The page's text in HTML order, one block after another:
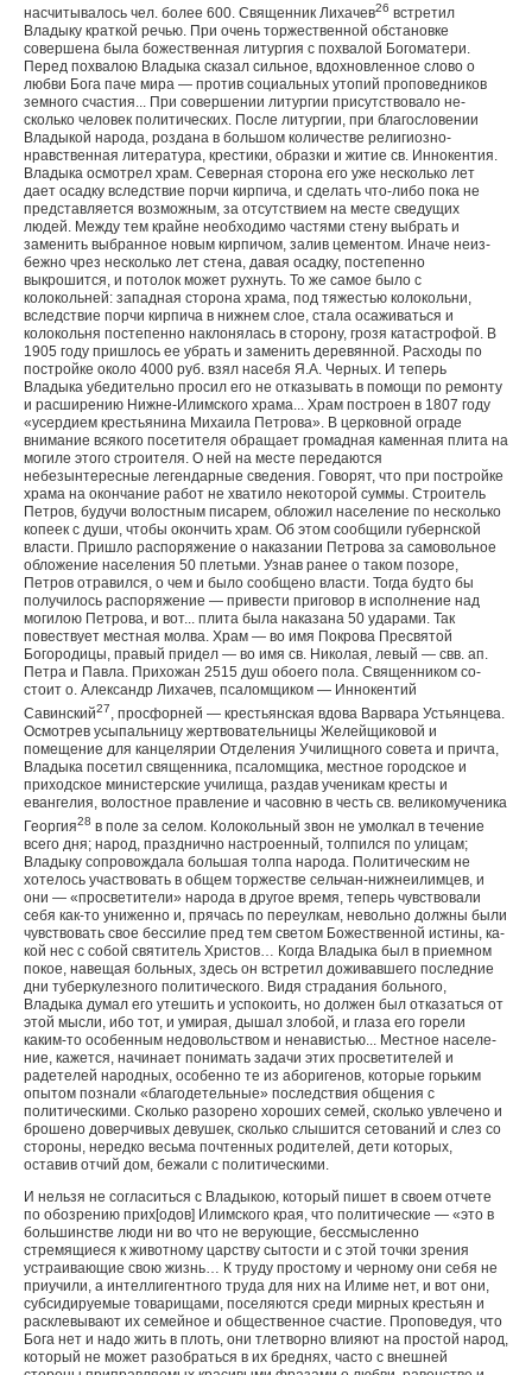
насчитывалось чел. более 600. Священ­ник Лихачев26 встретил
Владыку краткой речью. При очень торжественной обстановке
совершена была божественная литургия с похвалой Богоматери.
Перед похвалою Владыка сказал сильное, вдохновленное слово о
любви Бога паче мира — против социальных утопий проповедников
земно­го счастия... При совершении литургии присутствовало не­
сколько человек политических. После литургии, при благо­словении
Владыкой народа, роздана в большом количестве религиозно-
нравственная литература, крестики, образки и житие св. Иннокентия.
Владыка осмотрел храм. Северная сторона его уже несколько лет
дает осадку вследствие порчи кирпича, и сделать что-либо пока не
представляется воз­можным, за отсутствием на месте сведущих
людей. Между тем крайне необходимо частями стену выбрать и
заменить выбранное новым кирпичом, залив цементом. Иначе неиз­
бежно чрез несколько лет стена, давая осадку, постепенно
выкрошится, и потолок может рухнуть. То же самое было с
колокольней: западная сторона храма, под тяжестью ко­локольни,
вследствие порчи кирпича в нижнем слое, стала осаживаться и
колокольня постепенно наклонялась в сторону, грозя катастрофой. В
1905 году пришлось ее убрать и заменить деревянной. Расходы по
постройке около 4000 руб. взял насебя Я.А. Черных. И теперь
Владыка убедительно просил его не отказывать в помощи по ремонту
и расширению Ниж­не-Илимского храма... Храм построен в 1807 году
«усерди­ем крестьянина Михаила Петрова». В церковной ограде
внимание всякого посетителя обращает громадная каменная плита на
могиле этого строителя. О ней на месте передаются
небезынтересные легендарные сведения. Гово­рят, что при постройке
храма на окончание работ не хвати­ло некоторой суммы. Строитель
Петров, будучи волостным писарем, обложил население по несколько
копеек с души, чтобы окончить храм. Об этом сообщили губернской
власти. Пришло распоряжение о наказании Петрова за самоволь­ное
обложение населения 50 плетьми. Узнав ранее о таком позоре,
Петров отравился, о чем и было сообщено власти. Тогда будто бы
получилось распоряжение — привести при­говор в исполнение над
могилою Петрова, и вот... плита была наказана 50 ударами. Так
повествует местная молва. Храм — во имя Покрова Пресвятой
Богородицы, правый придел — во имя св. Николая, левый — свв. ап.
Петра и Павла. Прихожан 2515 душ обоего пола. Священником со­
стоит о. Александр Лихачев, псаломщиком — Иннокентий
Савинский27, просфорней — крестьянская вдова Варвара Устьянцева.
Осмотрев усыпальницу жертвовательницы Желейщиковой и
помещение для канцелярии Отделения Училищного совета и причта,
Владыка посетил священника, псаломщика, местное городское и
приходское министерские училища, раздав ученикам кресты и
евангелия, волостное правление и часовню в честь св. великомученика
Георгия28 в поле за селом. Колокольный звон не умолкал в течение
всего дня; народ, празднично настроенный, толпился по улицам;
Владыку сопровождала большая толпа народа. Политическим не
хотелось участвовать в общем торжестве сельчан-нижнеилимцев, и
они — «просветители» народа в другое время, теперь чувствовали
себя как-то униженно и, прячась по переулкам, невольно должны были
чувствовать свое бессилие пред тем светом Божественной истины, ка­
кой нес с собой святитель Христов… Когда Владыка был в приемном
покое, навещая больных, здесь он встретил до­живавшего последние
дни туберкулезного политического. Видя страдания больного,
Владыка думал его утешить и успокоить, но должен был отказаться от
этой мысли, ибо тот, и умирая, дышал злобой, и глаза его горели
каким-то особенным недовольством и ненавистью... Местное населе­
ние, кажется, начинает понимать задачи этих просветителей и
радетелей народных, особенно те из аборигенов, которые горьким
опытом познали «благодетельные» последствия об­щения с
политическими. Сколько разорено хороших семей, сколько увлечено и
брошено доверчивых девушек, сколько слышится сетований и слез со
стороны, нередко весьма поч­тенных родителей, дети которых,
оставив отчий дом, бежа­ли с политическими.
И нельзя не согласиться с Владыкою, который пишет в своем отчете
по обозрению прих[одов] Илимского края, что политические — «это в
большинстве люди ни во что не верующие, бессмысленно
стремящиеся к животному царству сытости и с этой точки зрения
устраивающие свою жизнь… К труду простому и черному они себя не
приучи­ли, а интеллигентного труда для них на Илиме нет, и вот они,
субсидируемые товарищами, поселяются среди мир­ных крестьян и
расклевывают их семейное и общественное счастие. Проповедуя, что
Бога нет и надо жить в плоть, они тлетворно влияют на простой народ,
который не мо­жет разобраться в их бреднях, часто с внешней